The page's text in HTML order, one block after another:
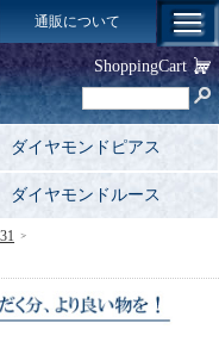
通販について
ダイヤモンドピアス
ダイヤモンドルース
ShoppingCart